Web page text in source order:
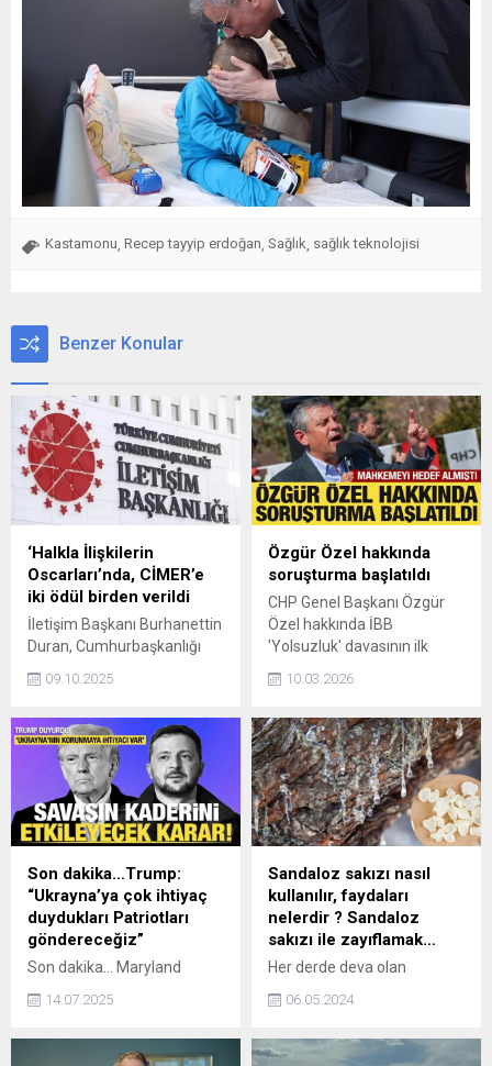
Kastamonu, Recep tayyip erdoğan, Sağlık, sağlık teknolojisi
Benzer Konular
‘Halkla İlişkilerin
Oscarları’nda, CİMER’e
iki ödül birden verildi
İletişim Başkanı Burhanettin
Duran, Cumhurbaşkanlığı
(CİMER), 'Halkla İlişkilerin
2025 Altın Küre
Mükemmellik Ödülleri'nde
'Kamu Sektörü' ve 'Kriz
Yönetimi' kategorilerinde 2
ödül aldığını açıkladı.
09.10.2025
Özgür Özel hakkında
soruşturma başlatıldı
CHP Genel Başkanı Özgür
Özel hakkında İBB
'Yolsuzluk' davasının ilk
yaptığı basın açıklamasında
sözleri nedeniyle
soruşturma başlatıldı.
10.03.2026
Son dakika…Trump:
“Ukrayna’ya çok ihtiyaç
duydukları Patriotları
göndereceğiz”
Son dakika... Maryland
eyaletindeki Joint Base
Andrews Hava Üssü'nde
yapan ABD Başkanı Donald
14.07.2025
Sandaloz sakızı nasıl
kullanılır, faydaları
nelerdir ? Sandaloz
sakızı ile zayıflamak…
Her derde deva olan
sandaloz sakızının faydaları
kullananlara saymakla
edilen bu sakız ne işe yarar,
06.05.2024